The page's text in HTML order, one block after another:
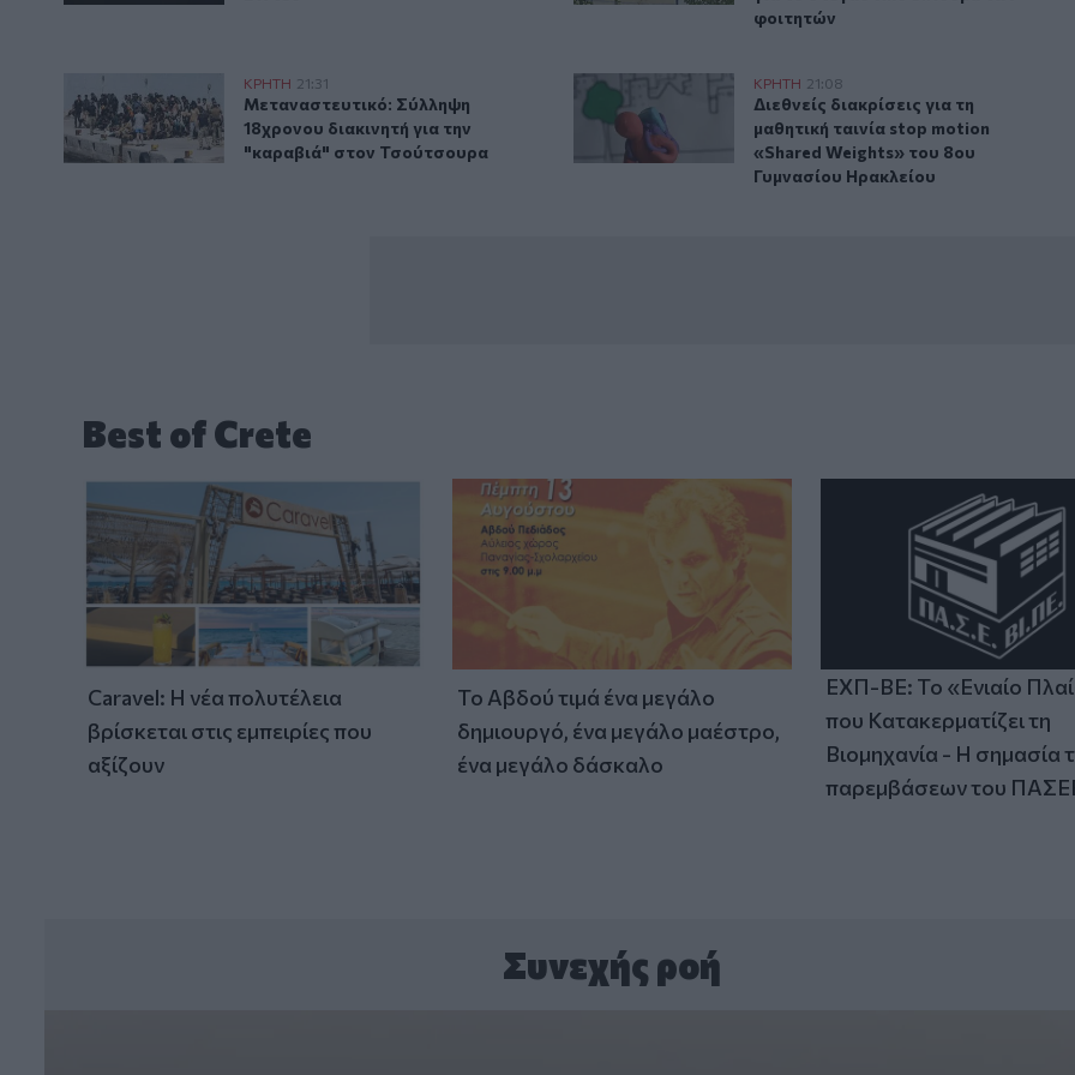
φοιτητών
Μεταναστευτικό: Σύλληψη 18χρονου διακινητή για την "καραβιά" στον Τσούτσουρα
ΚΡΗΤΗ 21:31
Μεταναστευτικό: Σύλληψη 18χρονου διακινητή για την "καραβιά" στον Τσούτσουρα
Μεταναστευτικό: Σύλληψη
18χρονου διακινητή για την
"καραβιά" στον Τσούτσουρα
Διεθνείς διακρίσεις για τη μαθητική ταινία stop
ΚΡΗΤΗ 21:08
Διεθνείς διακρίσεις για τη
Διεθνείς διακρίσεις για τη
μαθητική ταινία stop motion
«Shared Weights» του 8ου
Γυμνασίου Ηρακλείου
Best of Crete
Caravel: Η νέα πολυτέλεια
βρίσκεται στις εμπειρίες που
αξίζουν
Το Αβδού τιμά ένα μεγάλο
δημιουργό, ένα μεγάλο μαέστρο,
ένα μεγάλο δάσκαλο
ΕΧΠ-ΒΕ: Το «Ενιαίο
που Κατακερματίζει τη
Βιομηχανία - Η σημασία
παρεμβάσεων του
Συνεχής ροή